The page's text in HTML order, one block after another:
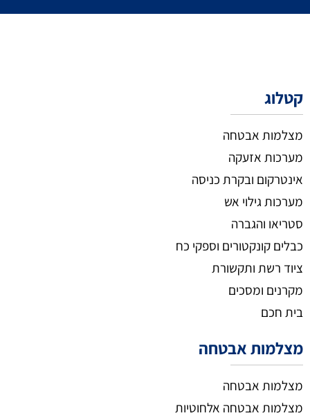
קטלוג
מצלמות אבטחה
מערכות אזעקה
אינטרקום ובקרת כניסה
מערכות גילוי אש
סטריאו והגברה
כבלים קונקטורים וספקי כח
ציוד רשת ותקשורת
מקרנים ומסכים
בית חכם
מצלמות אבטחה
מצלמות אבטחה
מצלמות אבטחה אלחוטיות